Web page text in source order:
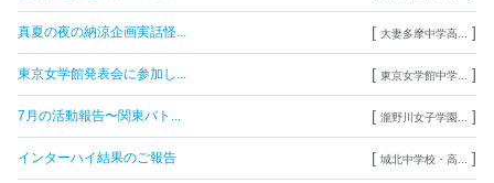
真夏の夜の納涼企画実話怪... [ 大妻多摩中学高... ]
東京女学館発表会に参加し... [ 東京女学館中学... ]
7月の活動報告〜関東バト... [ 瀧野川女子学園... ]
インターハイ結果のご報告 [ 城北中学校・高... ]